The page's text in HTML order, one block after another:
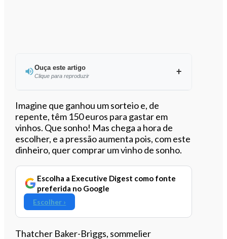
Ouça este artigo
Clique para reproduzir
Ouvir este artigo
Imagine que ganhou um sorteio e, de
repente, têm 150 euros para gastar em
vinhos. Que sonho! Mas chega a hora de
escolher, e a pressão aumenta pois, com este
dinheiro, quer comprar um vinho de sonho.
Escolha a Executive Digest como fonte
preferida no Google
Escolher ›
Thatcher Baker-Briggs, sommelier